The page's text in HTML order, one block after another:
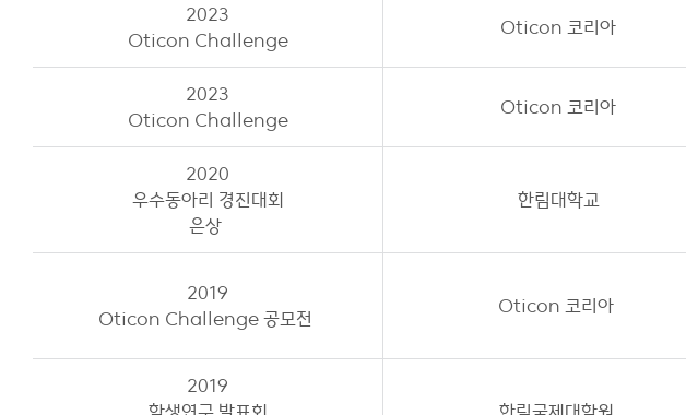
2023
Oticon Challenge
Oticon 코리아
2023
Oticon Challenge
Oticon 코리아
2020
우수동아리 경진대회
은상
한림대학교
2019
Oticon Challenge 공모전
Oticon 코리아
2019